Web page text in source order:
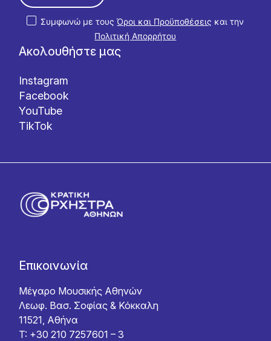
Ακολουθήστε μας
Instagram
Facebook
YouTube
TikTok
Συμφωνώ με τουςΌροι και Προϋποθέσεις και την
Πολιτική Απορρήτου
Επικοινωνία
Μέγαρο Μουσικής Αθηνών
Λεωφ. Βασ. Σοφίας & Κόκκαλη
11521, Αθήνα
T: +30 210 7257601 – 3